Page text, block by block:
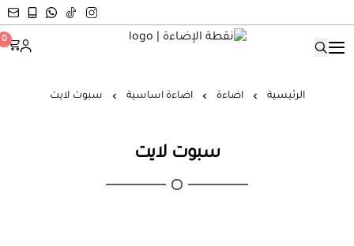
نقطة الإضاءة 0
الرئيسية اضاءة اضاءة اساسية سبوت لايت
سبوت لايت